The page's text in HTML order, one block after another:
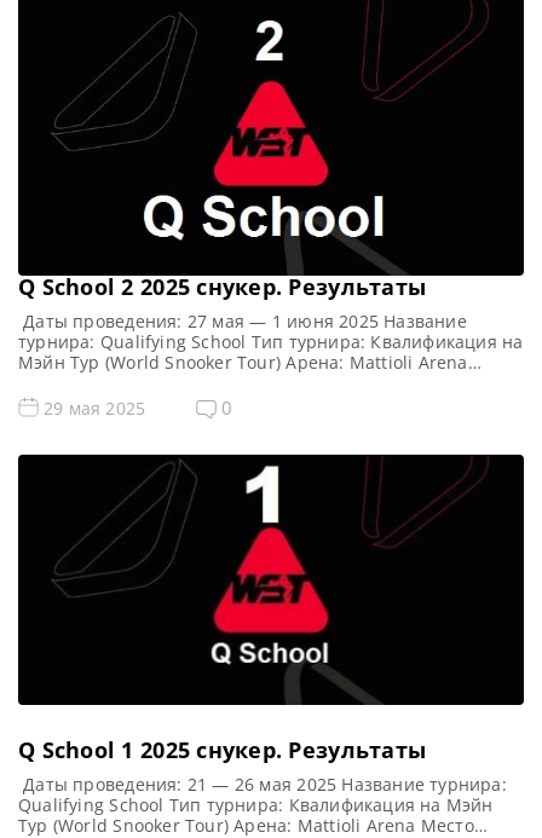
разыграно восемь карт World Snooker Tour, а финалисты
(ПОБЕДИТЕЛИ) каждого из […]
Q School 2 2025 cнукер. Результаты
Даты проведения: 27 мая — 1 июня 2025 Название
турнира: Qualifying School Тип турнира: Квалификация на
Мэйн Тур (World Snooker Tour) Арена: Mattioli Arena
Лестер, Англия, Великобритания Примечание: Всего
будет разыграно восемь карт World Snooker Tour, а
получат место в Мэйн Туре […]
29 мая 2025 0
Q School 1 2025 cнукер. Результаты
Даты проведения: 21 — 26 мая 2025 Название турнира:
Qualifying School Тип турнира: Квалификация на Мэйн
Тур (World Snooker Tour) Арена: Mattioli Arena Место